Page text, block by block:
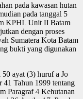
pada kawasan hutan
pada tanggal 5
KPHL Unit II Batam
dengan proses
Sumatera Kota Batam
bukti yang digunakan
50 ayat (3) huruf a Jo
41 Tahun 1999 tentang
Paragraf 4 Kehutanan